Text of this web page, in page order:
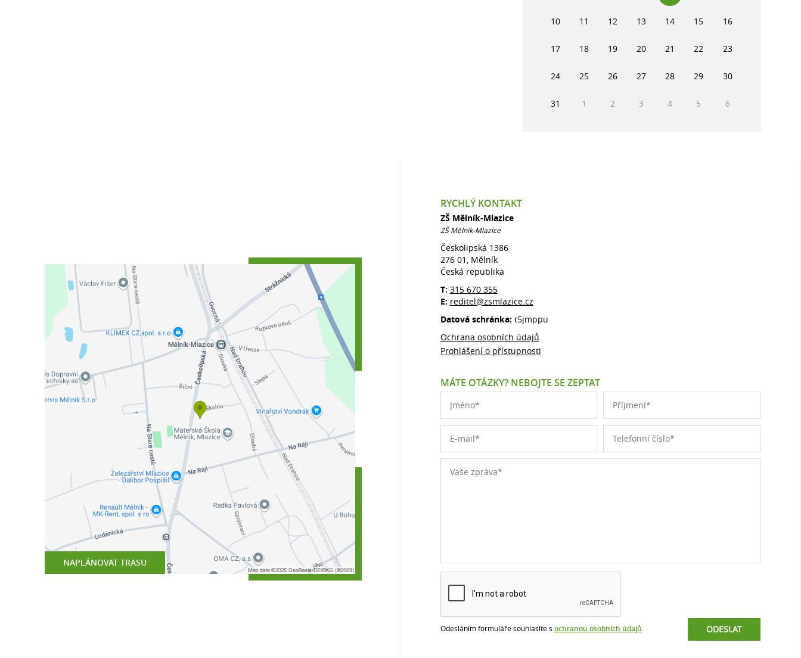
10 11 12 13 14 15 16
17 18 19 20 21 22 23
24 25 26 27 28 29 30
31 1 2 3 4 5 6
NAPLÁNOVAT TRASU
RYCHLÝ KONTAKT
ZŠ Mělník-Mlazice
ZŠ Mělník-Mlazice
Českolipská 1386
276 01, Mělník
Česká republika
T: 315 670 355
E: reditel@zsmlazice.cz
Datová schránka: t5jmppu
Ochrana osobních údajů
Prohlášení o přístupnosti
MÁTE OTÁZKY? NEBOJTE SE ZEPTAT
Odesláním formuláře souhlasíte s ochranou osobních údajů